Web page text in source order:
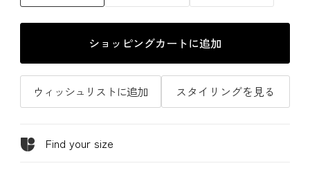
ショッピングカートに追加
ウィッシュリストに追加 スタイリングを見る
Find your size